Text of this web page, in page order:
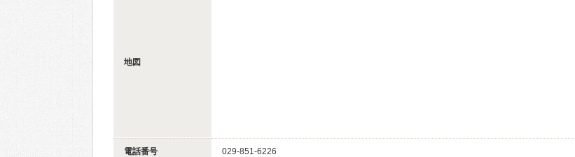
地図
電話番号 029-851-6226